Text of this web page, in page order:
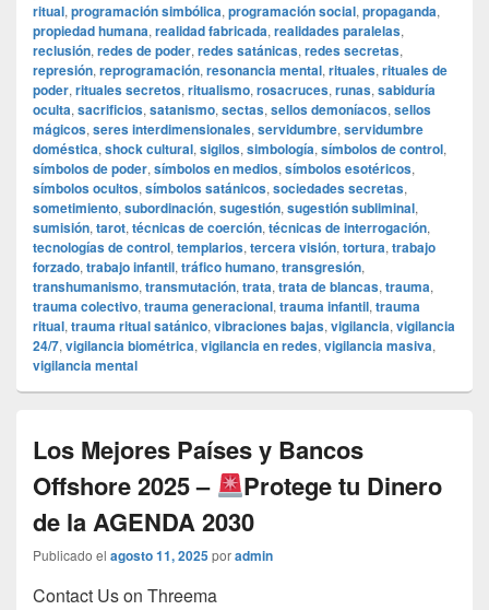
ritual, programación simbólica, programación social, propaganda,
propiedad humana, realidad fabricada, realidades paralelas,
reclusión, redes de poder, redes satánicas, redes secretas,
represión, reprogramación, resonancia mental, rituales, rituales de
poder, rituales secretos, ritualismo, rosacruces, runas, sabiduría
oculta, sacrificios, satanismo, sectas, sellos demoníacos, sellos
mágicos, seres interdimensionales, servidumbre, servidumbre
doméstica, shock cultural, sigilos, simbología, símbolos de control,
símbolos de poder, símbolos en medios, símbolos esotéricos,
símbolos ocultos, símbolos satánicos, sociedades secretas,
sometimiento, subordinación, sugestión, sugestión subliminal,
sumisión, tarot, técnicas de coerción, técnicas de interrogación,
tecnologías de control, templarios, tercera visión, tortura, trabajo
forzado, trabajo infantil, tráfico humano, transgresión,
transhumanismo, transmutación, trata, trata de blancas, trauma,
trauma colectivo, trauma generacional, trauma infantil, trauma
ritual, trauma ritual satánico, vibraciones bajas, vigilancia, vigilancia
24/7, vigilancia biométrica, vigilancia en redes, vigilancia masiva,
vigilancia mental
Los Mejores Países y Bancos
Offshore 2025 –
Protege tu Dinero
de la AGENDA 2030
Publicado el agosto 11, 2025poradmin
Contact Us on Threema